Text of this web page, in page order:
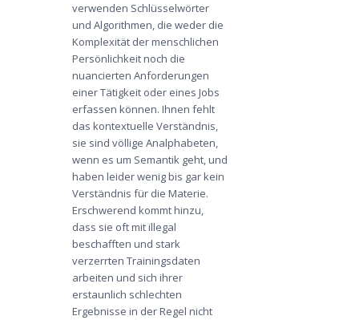
verwenden Schlüsselwörter
und Algorithmen, die weder die
Komplexität der menschlichen
Persönlichkeit noch die
nuancierten Anforderungen
einer Tätigkeit oder eines Jobs
erfassen können. Ihnen fehlt
das kontextuelle Verständnis,
sie sind völlige Analphabeten,
wenn es um Semantik geht, und
haben leider wenig bis gar kein
Verständnis für die Materie.
Erschwerend kommt hinzu,
dass sie oft mit illegal
beschafften und stark
verzerrten Trainingsdaten
arbeiten und sich ihrer
erstaunlich schlechten
Ergebnisse in der Regel nicht